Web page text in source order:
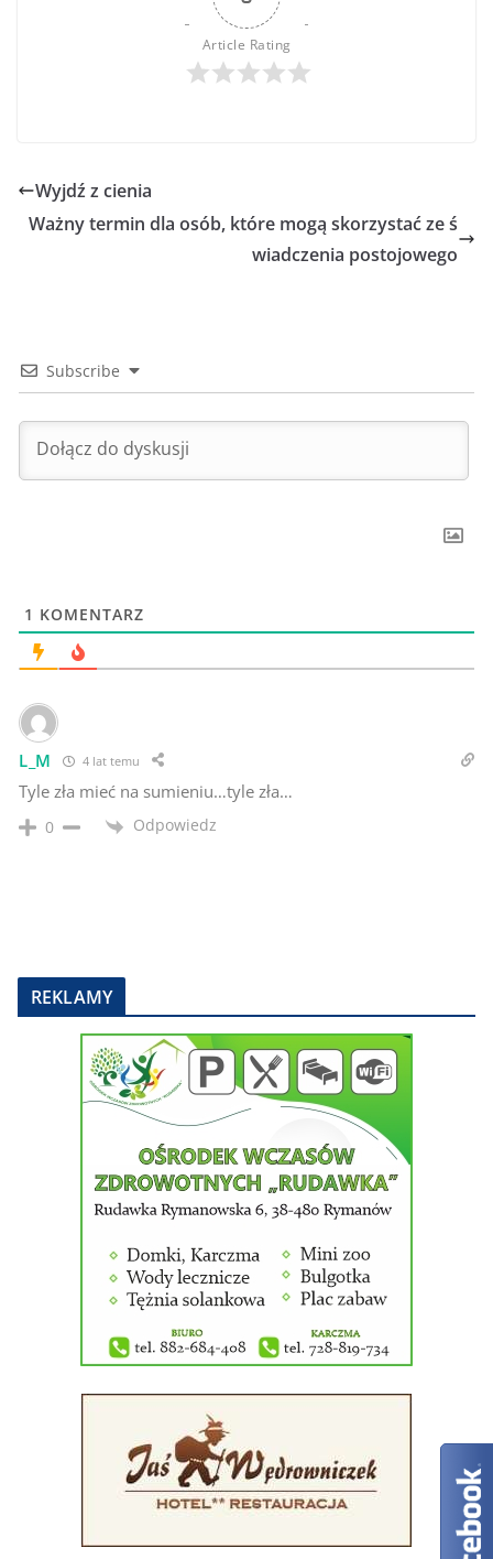
Article Rating
Wyjdź z cienia
Ważny termin dla osób, które mogą skorzystać ze ś
wiadczenia postojowego
Subscribe
1 KOMENTARZ
L_M 4 lat temu
Tyle zła mieć na sumieniu…tyle zła…
0 Odpowiedz
REKLAMY